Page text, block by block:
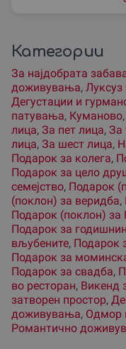
Категории
За наjдобрата
доживувања,
Дегустации и
патувања, Куманово,
лица, За пет лица, За
лица, За шест лица,
Подарок за колега,
Подарок за цело
семејство, Подарок
(поклон) за веридба,
Подарок (поклон) за
Подарок за
вљубените, Подарок
Подарок за
Подарок за свадба,
во ресторан, Викенд
затворен простор,
доживувања, Одмор
Романтично